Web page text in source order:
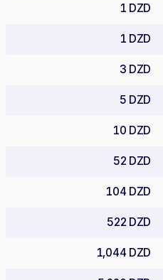
1 DZD
1 DZD
3 DZD
5 DZD
10 DZD
52 DZD
104 DZD
522 DZD
1,044 DZD